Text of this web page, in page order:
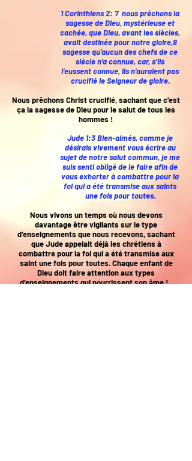
1 Corinthiens 2: 7 nous prêchons la
sagesse de Dieu, mystérieuse et
cachée, que Dieu, avant les siècles,
avait destinée pour notre gloire,8
sagesse qu’aucun des chefs de ce
siècle n’a connue, car, s’ils
l’eussent connue, ils n’auraient pas
crucifié le Seigneur de gloire.
Nous prêchons Christ crucifié, sachant que c’est
ça la sagesse de Dieu pour le salut de tous les
hommes !
Jude 1:3 Bien-aimés, comme je
désirais vivement vous écrire au
sujet de notre salut commun, je me
suis senti obligé de le faire afin de
vous exhorter à combattre pour la
foi qui a été transmise aux saints
une fois pour toutes.
Nous vivons un temps où nous devons
davantage être vigilants sur le type
d’enseignements que nous recevons, sachant
que Jude appelait déjà les chrétiens à
combattre pour la foi qui a été transmise aux
saint une fois pour toutes. Chaque enfant de
Dieu doit faire attention aux types
d’enseignements qui nourrissent son âme !